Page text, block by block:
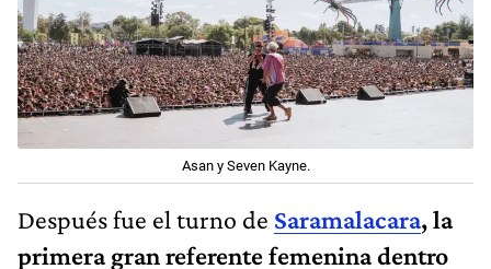
Asan y Seven Kayne.
Después fue el turno de Saramalacara, la
primera gran referente femenina dentro